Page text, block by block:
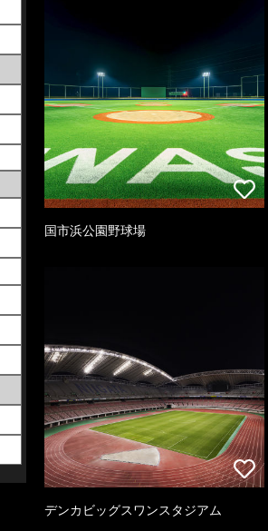
国市浜公園野球場
デンカビッグスワンスタジアム